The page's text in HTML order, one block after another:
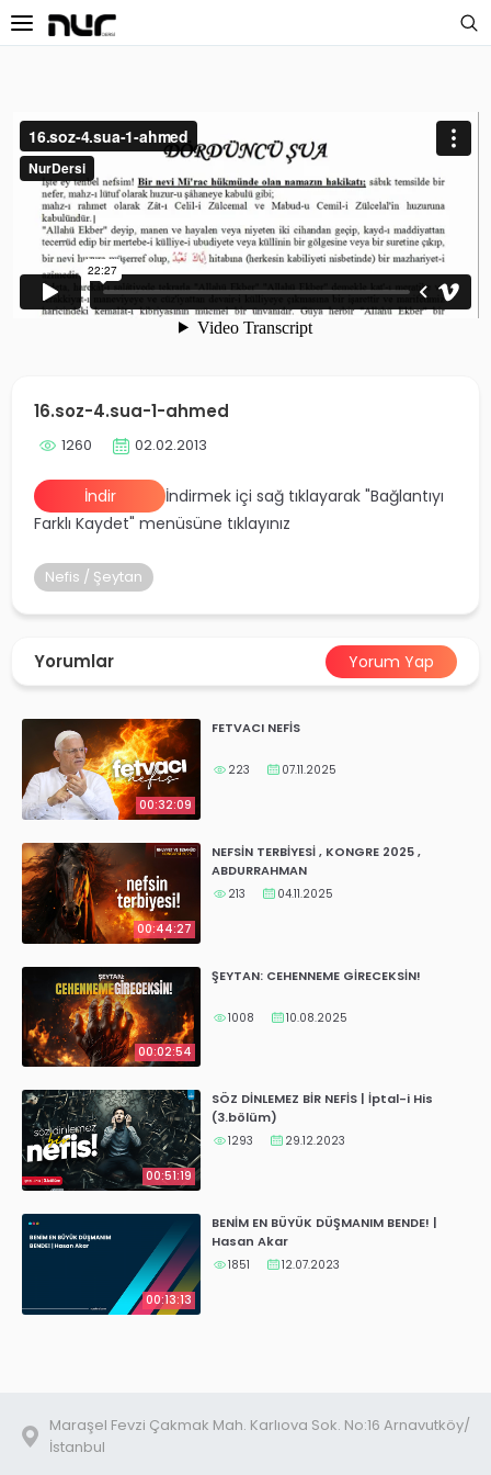
Dersleri
Dersleri
Dersler
Dersleri
16.soz-4.sua-1-ahmed
1260 02.02.2013
İndir
İndirmek içi sağ tıklayarak "Bağlantıyı
Farklı Kaydet" menüsüne tıklayınız
Nefis / Şeytan
Yorumlar Yorum Yap
00:32:09
FETVACI NEFİS
223 07.11.2025
00:44:27
NEFSİN TERBİYESİ , KONGRE 2025 ,
ABDURRAHMAN
213 04.11.2025
00:02:54
ŞEYTAN: CEHENNEME GİRECEKSİN!
1008 10.08.2025
00:51:19
SÖZ DİNLEMEZ BİR NEFİS | İptal-i His
(3.bölüm)
1293 29.12.2023
00:13:13
BENİM EN BÜYÜK DÜŞMANIM BENDE! |
Hasan Akar
1851 12.07.2023
Maraşel Fevzi Çakmak Mah. Karlıova Sok. No:16 Arnavutköy/
İstanbul